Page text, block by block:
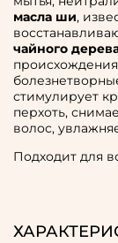
масла ши,
чайного
стимулирует
перхоть,
волос,
Подходит для